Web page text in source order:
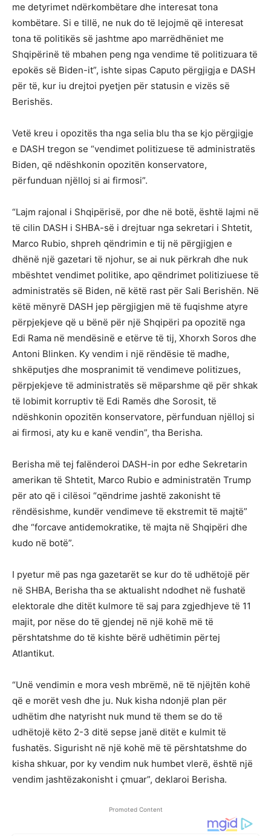
me detyrimet ndërkombëtare dhe interesat tona
kombëtare. Si e tillë, ne nuk do të lejojmë që interesat
tona të politikës së jashtme apo marrëdhëniet me
Shqipërinë të mbahen peng nga vendime të politizuara të
epokës së Biden-it”, ishte sipas Caputo përgjigja e DASH
për të, kur iu drejtoi pyetjen për statusin e vizës së
Berishës.
Vetë kreu i opozitës tha nga selia blu tha se kjo përgjigje
e DASH tregon se “vendimet politizuese të administratës
Biden, që ndëshkonin opozitën konservatore,
përfunduan njëlloj si ai firmosi”.
“Lajm rajonal i Shqipërisë, por dhe në botë, është lajmi në
të cilin DASH i SHBA-së i drejtuar nga sekretari i Shtetit,
Marco Rubio, shpreh qëndrimin e tij në përgjigjen e
dhënë një gazetari të njohur, se ai nuk përkrah dhe nuk
mbështet vendimet politike, apo qëndrimet politiziuese të
administratës së Biden, në këtë rast për Sali Berishën. Në
këtë mënyrë DASH jep përgjigjen më të fuqishme atyre
përpjekjeve që u bënë për një Shqipëri pa opozitë nga
Edi Rama në mendësinë e etërve të tij, Xhorxh Soros dhe
Antoni Blinken. Ky vendim i një rëndësie të madhe,
shkëputjes dhe mospranimit të vendimeve politizues,
përpjekjeve të administratës së mëparshme që për shkak
të lobimit korruptiv të Edi Ramës dhe Sorosit, të
ndëshkonin opozitën konservatore, përfunduan njëlloj si
ai firmosi, aty ku e kanë vendin”, tha Berisha.
Berisha më tej falënderoi DASH-in por edhe Sekretarin
amerikan të Shtetit, Marco Rubio e administratën Trump
për ato që i cilësoi “qëndrime jashtë zakonisht të
rëndësishme, kundër vendimeve të ekstremit të majtë”
dhe “forcave antidemokratike, të majta në Shqipëri dhe
kudo në botë”.
I pyetur më pas nga gazetarët se kur do të udhëtojë për
në SHBA, Berisha tha se aktualisht ndodhet në fushatë
elektorale dhe ditët kulmore të saj para zgjedhjeve të 11
majit, por nëse do të gjendej në një kohë më të
përshtatshme do të kishte bërë udhëtimin përtej
Atlantikut.
“Unë vendimin e mora vesh mbrëmë, në të njëjtën kohë
që e morët vesh dhe ju. Nuk kisha ndonjë plan për
udhëtim dhe natyrisht nuk mund të them se do të
udhëtojë këto 2-3 ditë sepse janë ditët e kulmit të
fushatës. Sigurisht në një kohë më të përshtatshme do
kisha shkuar, por ky vendim nuk humbet vlerë, është një
vendim jashtëzakonisht i çmuar”, deklaroi Berisha.
Promoted Content